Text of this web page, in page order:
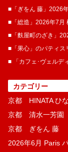
■「ぎをん 藤」2026
■「総造」2026年7月
■「麩屋町のざき」
■「果心」のパティス
■ 「カフェ･ヴェルデ
カテゴリー
京都 HINATA ひ
京都 清水一芳園
京都 ぎをん 藤
2026年6月 Paris